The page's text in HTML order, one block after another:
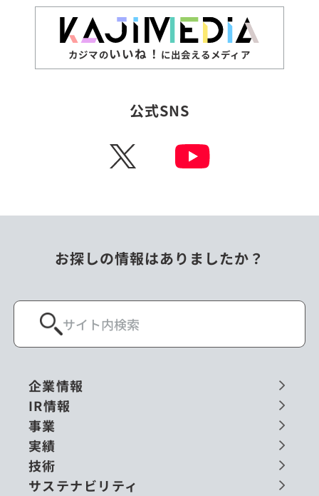
カジマのいいね！ に出会えるメディア
公式SNS
X
お探しの情報はありましたか？
企業情報
IR情報
事業
実績
技術
サステナビリティ